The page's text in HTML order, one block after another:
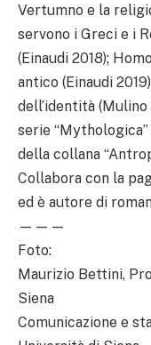
Vertumno e la
servono i Greci e i
(Einaudi 2018);
antico (Einaudi
dell’identità (Mulino
serie
della collana
Collabora con la
ed è autore di
———
Foto:
Maurizio Bettini,
Siena
Comunicazione e